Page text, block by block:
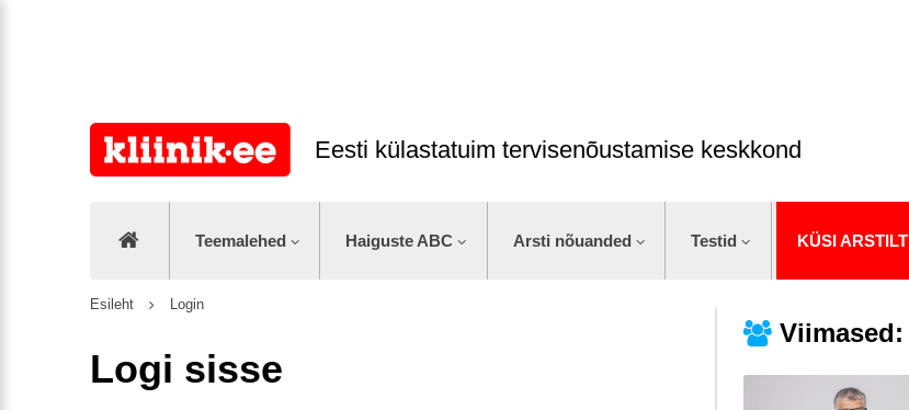
Eesti külastatuim tervisenõustamise keskkond
Teemalehed Haiguste ABC Arsti nõuanded Testid KÜSI ARSTILT
Viimased:
Esileht Login
Logi sisse